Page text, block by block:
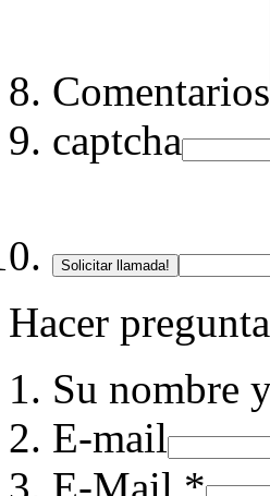
Comentarios
captcha
Solicitar llamada!
Hacer pregunta
Su nombre
E-mail